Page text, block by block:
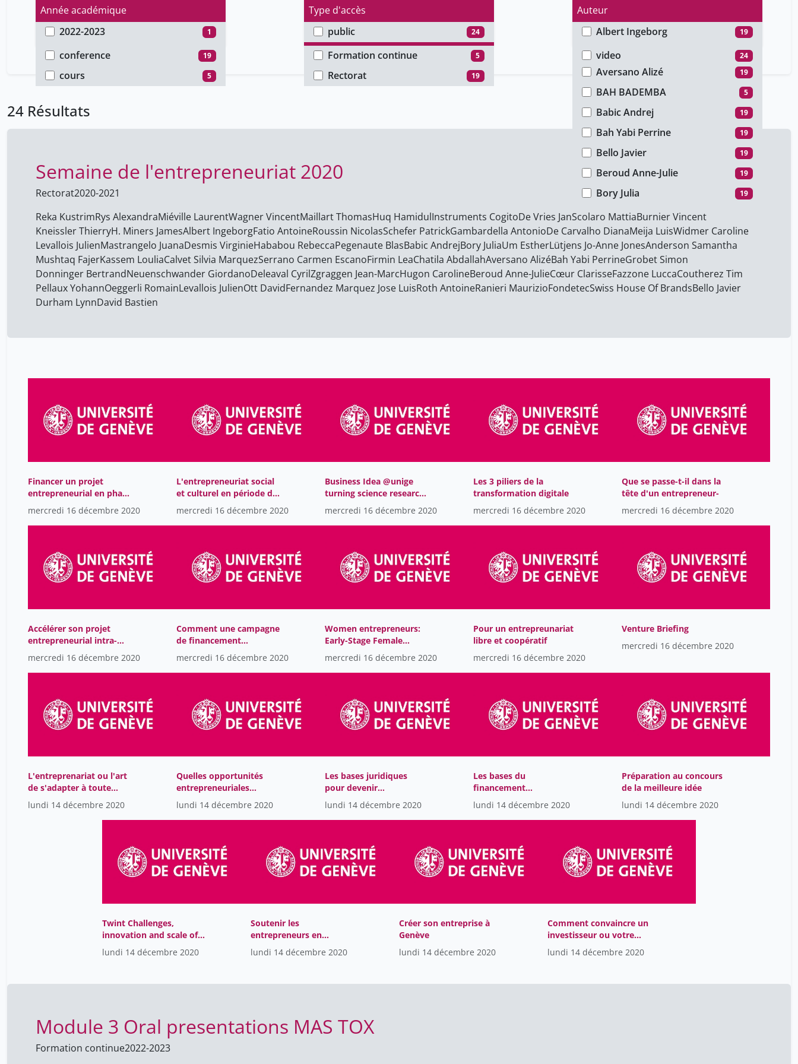
Année académique
2022-2023
1
2021-2022 4
2020-2021 19
Type d'accès
public
24
Auteur
Albert ​Ingeborg
19
Anderson ​Samantha 19
Aversano ​Alizé 19
BAH BADEMBA 5
Babic Andrej 19
Bah Yabi Perrine 19
Bello Javier 19
Beroud Anne-Julie 19
Bory Julia 19
Burnier Vincent
Calvet Silvia Marquez 19
Chatila Abdallah
Coutherez Tim 19
Cœur Clarisse
Fatio Antoine 19
Fazzone Lucca 19
19
Firmin Lea
Fondetec
Grobet Simon 19
H. Miners ​James 19
Hababou Rebecca 19
Hugon Caroline
Instruments Cogito
Kassem Loulia 19
Levallois Julien 19
Levallois ​Julien 19
Maillart Thomas
Mastrangelo Juana
Mushtaq Fajer
Neuenschwander Giordano
Pegenaute Blas
Pellaux Yohann
Type de document
conference
19
cours 5
Faculté
Formation continue
5
Rectorat 19
Type de média
video
24
24 Résultats
Semaine de l'entrepreneuriat 2020
Rectorat2020-2021
Reka KustrimRys AlexandraMiéville LaurentWagner VincentMaillart ThomasHuq HamidulInstruments CogitoDe Vries JanScolaro MattiaBurnier Vincent
Kneissler ThierryH. Miners ​JamesAlbert ​IngeborgFatio AntoineRoussin NicolasSchefer PatrickGambardella AntonioDe Carvalho DianaMeija LuisWidmer Caroline
Levallois ​JulienMastrangelo JuanaDesmis VirginieHababou RebeccaPegenaute BlasBabic AndrejBory JuliaUm EstherLütjens Jo-Anne JonesAnderson ​Samantha
Mushtaq FajerKassem LouliaCalvet Silvia MarquezSerrano Carmen EscanoFirmin LeaChatila AbdallahAversano ​AlizéBah Yabi PerrineGrobet Simon
Donninger BertrandNeuenschwander GiordanoDeleaval CyrilZgraggen Jean-MarcHugon CarolineBeroud Anne-JulieCœur ClarisseFazzone LuccaCoutherez Tim
Pellaux YohannOeggerli RomainLevallois JulienOtt DavidFernandez Marquez Jose LuisRoth AntoineRanieri MaurizioFondetecSwiss House Of BrandsBello Javier
Durham LynnDavid Bastien
Financer un projet
entrepreneurial en phase
de démarrage
mercredi 16 décembre 2020
L'entrepreneuriat social
et culturel en période de
confinement gouffre ou
opportunité-
mercredi 16 décembre 2020
Business Idea @unige
turning science research
into successful
companies
mercredi 16 décembre 2020
Les 3 piliers de la
transformation digitale
mercredi 16 décembre 2020
Que se passe-t-il dans la
tête d'un entrepreneur-
mercredi 16 décembre 2020
Accélérer son projet
entrepreneurial intra-
muros Présentation des
pré-incubateurs de
l'UNIGE
mercredi 16 décembre 2020
Comment une campagne
de financement
participatif propulse
votre projet-
mercredi 16 décembre 2020
Women entrepreneurs:
Early-Stage Female
Founder Roundtable
mercredi 16 décembre 2020
Pour un entrepreunariat
libre et coopératif
mercredi 16 décembre 2020
Venture Briefing
mercredi 16 décembre 2020
L'entreprenariat ou l'art
de s'adapter à toute
situation
lundi 14 décembre 2020
Quelles opportunités
entrepreneuriales
offertes par la
valorisation de la
recherche-
lundi 14 décembre 2020
Les bases juridiques
pour devenir
entrepreneur
lundi 14 décembre 2020
Les bases du
financement
d'entreprise
lundi 14 décembre 2020
Préparation au concours
de la meilleure idée
lundi 14 décembre 2020
Twint Challenges,
innovation and scale of
business
lundi 14 décembre 2020
Soutenir les
entrepreneurs en
période de crise. Quelles
solutions-
lundi 14 décembre 2020
Créer son entreprise à
Genève
lundi 14 décembre 2020
Comment convaincre un
investisseur ou votre
directeur financier de
votre idée ?
lundi 14 décembre 2020
Module 3 Oral presentations MAS TOX
Formation continue2022-2023